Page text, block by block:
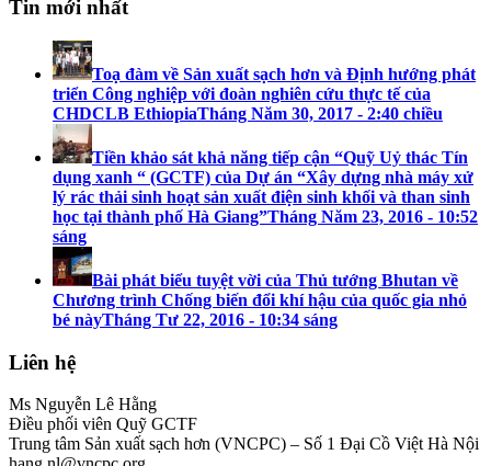
Tin mới nhất
Toạ đàm về Sản xuất sạch hơn và Định hướng phát
triển Công nghiệp với đoàn nghiên cứu thực tế của
CHDCLB EthiopiaTháng Năm 30, 2017 - 2:40 chiều
Tiền khảo sát khả năng tiếp cận “Quỹ Uỷ thác Tín
dụng xanh “ (GCTF) của Dự án “Xây dựng nhà máy xử
lý rác thải sinh hoạt sản xuất điện sinh khối và than sinh
học tại thành phố Hà Giang”Tháng Năm 23, 2016 - 10:52
sáng
Bài phát biểu tuyệt vời của Thủ tướng Bhutan về
Chương trình Chống biến đổi khí hậu của quốc gia nhỏ
bé nàyTháng Tư 22, 2016 - 10:34 sáng
Liên hệ
Ms Nguyễn Lê Hằng
Điều phối viên Quỹ GCTF
Trung tâm Sản xuất sạch hơn (VNCPC) – Số 1 Đại Cồ Việt Hà Nội